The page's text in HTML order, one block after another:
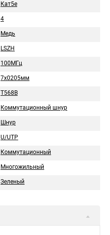
Кат5е
4
Медь
LSZH
100МГц
7х0205мм
T568B
Коммутационный шнур
Шнур
U/UTP
Коммутационный
Многожильный
Зеленый